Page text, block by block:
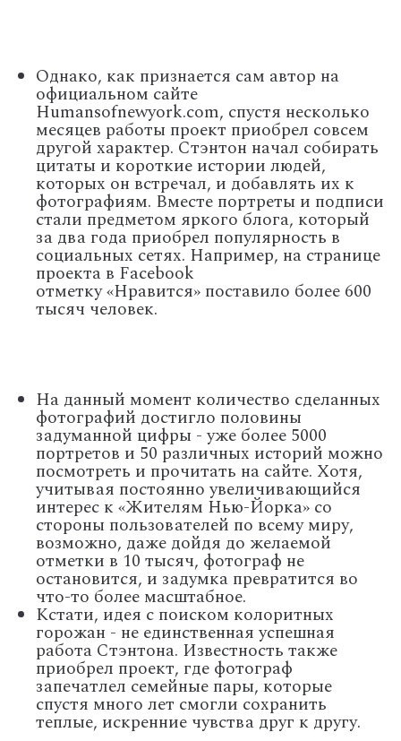
Однако, как признается сам автор на
официальном сайте
Humansofnewyork.com, спустя несколько
месяцев работы проект приобрел совсем
другой характер. Стэнтон начал собирать
цитаты и короткие истории людей,
которых он встречал, и добавлять их к
фотографиям. Вместе портреты и подписи
стали предметом яркого блога, который
за два года приобрел популярность в
социальных сетях. Например, на странице
проекта в Facebook
отметку«Нравится» поставило более 600
тысяч человек.
На данный момент количество сделанных
фотографий достигло половины
задуманной цифры - уже более 5000
портретов и 50 различных историй можно
посмотреть и прочитать на сайте. Хотя,
учитывая постоянно увеличивающийся
интерес к «Жителям Нью-Йорка» со
стороны пользователей по всему миру,
возможно, даже дойдя до желаемой
отметки в 10 тысяч, фотограф не
остановится, и задумка превратится во
что-то более масштабное.
Кстати, идея с поиском колоритных
горожан - не единственная успешная
работа Стэнтона. Известность также
приобрел проект, где фотограф
запечатлел семейные пары, которые
спустя много лет смогли сохранить
теплые, искренние чувства друг к другу.